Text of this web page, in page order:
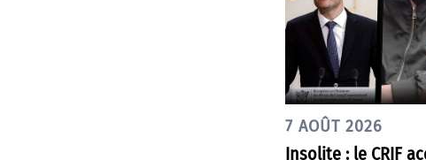
7 AOÛT 2026
Insolite : le CRIF